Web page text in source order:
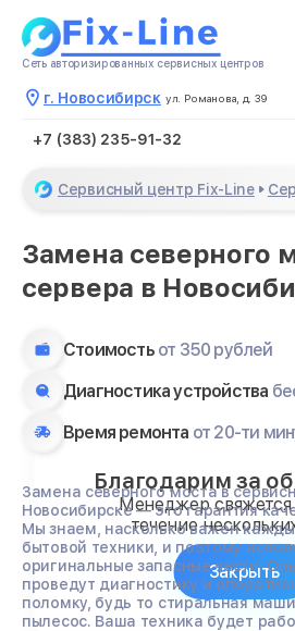
Сеть авторизированных сервисных центров
г. Новосибирск ул. Романова, д. 39
+7 (383) 235-91-32
Сервисный центр Fix-Line
Замена северного
сервера в
Стоимость от 350 рублей
Диагностика устройства
Время ремонта от 20-ти
Замена северного моста в
Новосибирске — это гарантия
Мы знаем, насколько важен
бытовой техники, и поэтому
оригинальные запасные части.
проведут диагностику и
поломку, будь то стиральная
пылесос. Ваша техника будет
Благодарим за
Менеджер свяжется
течение
Закрыть